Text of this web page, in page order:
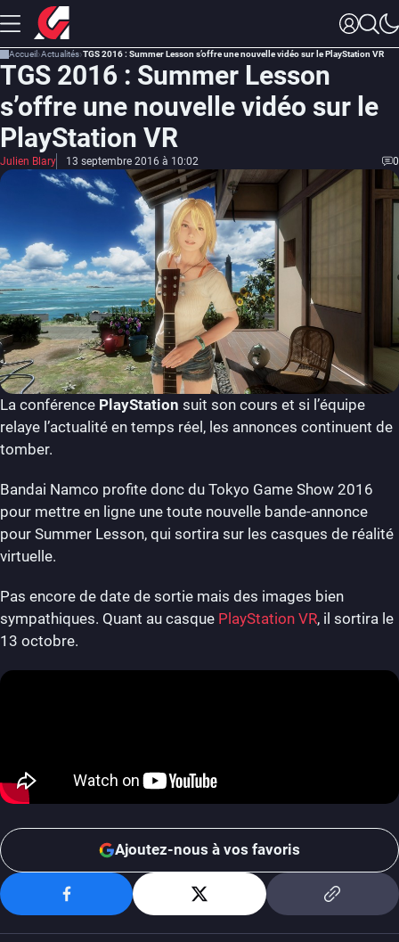
Accueil Actualités TGS 2016 : Summer Lesson s’offre une nouvelle vidéo sur le PlayStation VR
TGS 2016 : Summer Lesson
s’offre une nouvelle vidéo sur le
PlayStation VR
Julien Blary 13 septembre 2016 à 10:02 0
La conférence PlayStation suit son cours et si l’équipe
relaye l’actualité en temps réel, les annonces continuent de
tomber.
Bandai Namco profite donc du Tokyo Game Show 2016
pour mettre en ligne une toute nouvelle bande-annonce
pour Summer Lesson, qui sortira sur les casques de réalité
virtuelle.
Pas encore de date de sortie mais des images bien
sympathiques. Quant au casque PlayStation VR, il sortira le
13 octobre.
Ajoutez-nous à vos favoris